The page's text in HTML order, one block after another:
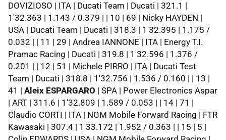
DOVIZIOSO | ITA | Ducati Team | Ducati | 321.1 |
1'32.363 | 1.143 / 0.379 | | 10 | 69 | Nicky HAYDEN |
USA | Ducati Team | Ducati | 318.3 | 1'32.395 | 1.175 /
0.032 | | 11 | 29 | Andrea IANNONE | ITA | Energy T.I.
Pramac Racing | Ducati | 319.8 | 1'32.596 | 1.376 /
0.201 | | 12 | 51 | Michele PIRRO | ITA | Ducati Test
Team | Ducati | 318.8 | 1'32.756 | 1.536 / 0.160 | | 13 |
41 | Aleix ESPARGARO | SPA | Power Electronics Aspar
| ART | 311.6 | 1'32.809 | 1.589 / 0.053 | | 14 | 71 |
Claudio CORTI | ITA | NGM Mobile Forward Racing | FTR
Kawasaki | 307.4 | 1'33.172 | 1.952 / 0.363 | | 15 | 5 |